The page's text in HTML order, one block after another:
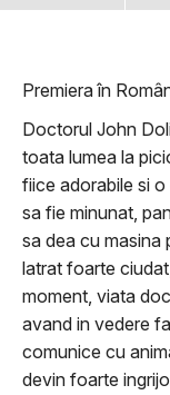
Premiera în
Doctorul John
toata lumea la
fiice adorabile si
sa fie minunat,
sa dea cu
latrat foarte
moment, viata
avand in vedere
comunice cu
devin foarte